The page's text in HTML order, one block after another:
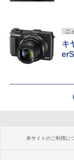
ニ
キ
本サイトのご利用に